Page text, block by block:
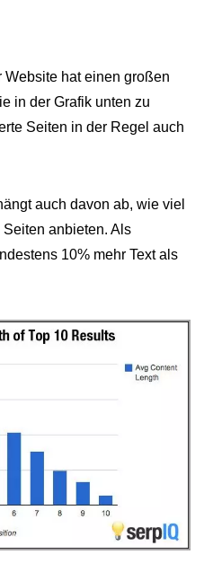
Website hat einen großen
in der Grafik unten zu
Seiten in der Regel auch
auch davon ab, wie viel
anbieten. Als
10% mehr Text als